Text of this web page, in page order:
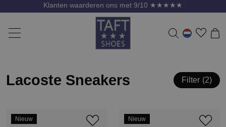
Gratis verzending vanaf 75 Euro * m.u.v. SALE
Lacoste Sneakers Filter 2
Nieuw Nieuw